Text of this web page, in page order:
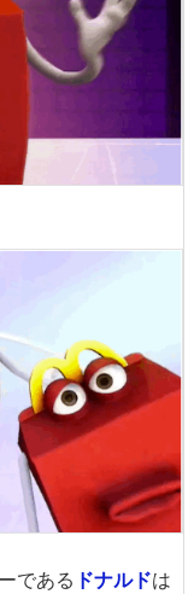
である ドナルドは